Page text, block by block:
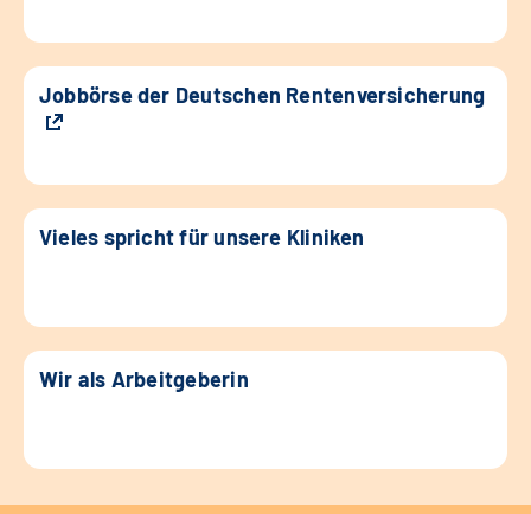
Jobbörse der Deutschen Rentenversicherung
Vieles spricht für unsere Kliniken
Wir als Arbeitgeberin